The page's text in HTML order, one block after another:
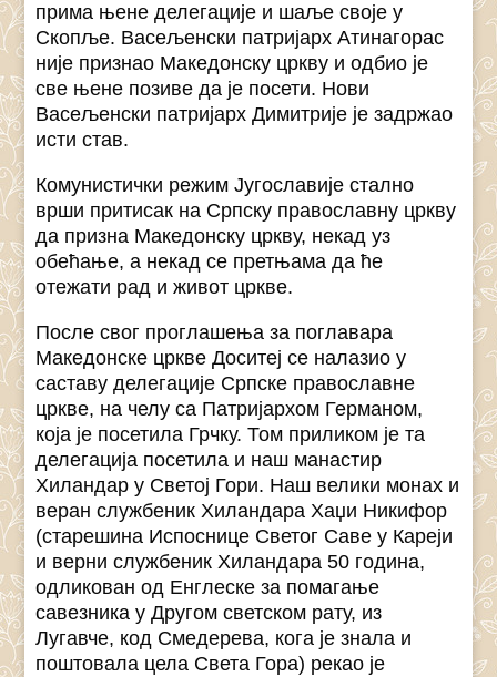
прима њене делегације и шаље своје у
Скопље. Васељенски патријарх Атинагорас
није признао Македонску цркву и одбио је
све њене позиве да је посети. Нови
Васељенски патријарх Димитрије је задржао
исти став.
Комунистички режим Југославије стално
врши притисак на Српску православну цркву
да призна Македонску цркву, некад уз
обећање, а некад се претњама да ће
отежати рад и живот цркве.
После свог проглашења за поглавара
Македонске цркве Доситеј се налазио у
саставу делегације Српске православне
цркве, на челу са Патријархом Германом,
која је посетила Грчку. Том приликом је та
делегација посетила и наш манастир
Хиландар у Светој Гори. Наш велики монах и
веран службеник Хиландара Хаџи Никифор
(старешина Испоснице Светог Саве у Кареји
и верни службеник Хиландара 50 година,
одликован од Енглеске за помагање
савезника у Другом светском рату, из
Лугавче, код Смедерева, кога је знала и
поштовала цела Света Гора) рекао је